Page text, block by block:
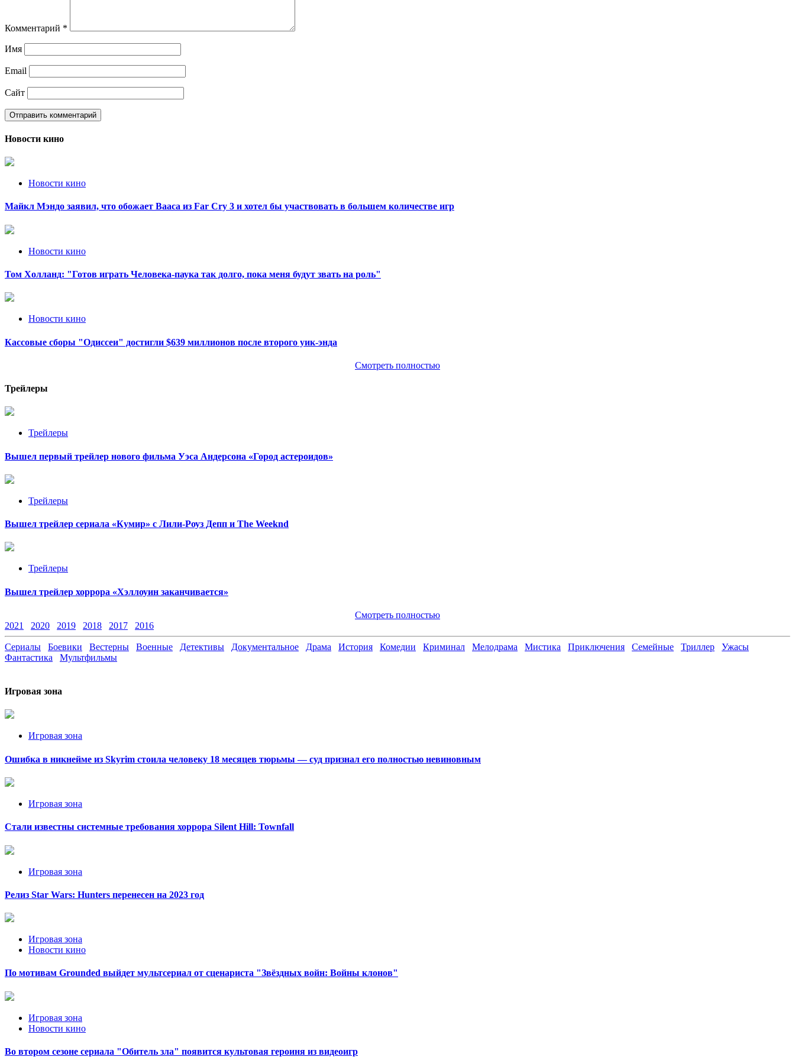
Комментарий *
Имя
Email
Сайт
Новости кино
Новости кино
Майкл Мэндо заявил, что обожает Вааса из Far Cry 3 и хотел бы участвовать в большем количестве игр
Новости кино
Том Холланд: "Готов играть Человека-паука так долго, пока меня будут звать на роль"
Новости кино
Кассовые сборы "Одиссеи" достигли $639 миллионов после второго уик-энда
Смотреть полностью
Трейлеры
Трейлеры
Вышел первый трейлер нового фильма Уэса Андерсона «Город астероидов»
Трейлеры
Вышел трейлер сериала «Кумир» с Лили-Роуз Депп и The Weeknd
Трейлеры
Вышел трейлер хоррора «Хэллоуин заканчивается»
Смотреть полностью
2021
2020 2019 2018 2017 2016
Сериалы Боевики Вестерны Военные Детективы Документальное Драма История Комедии Криминал Мелодрама Мистика Приключения Семейные Триллер
Ужасы
Фантастика
Мультфильмы
Игровая зона
Игровая зона
Ошибка в никнейме из Skyrim стоила человеку 18 месяцев тюрьмы — суд признал его полностью невиновным
Игровая зона
Стали известны системные требования хоррора Silent Hill: Townfall
Игровая зона
Релиз Star Wars: Hunters перенесен на 2023 год
Игровая зона
Новости кино
По мотивам Grounded выйдет мультсериал от сценариста "Звёздных войн: Войны клонов"
Игровая зона
Новости кино
Во втором сезоне сериала "Обитель зла" появится культовая героиня из видеоигр